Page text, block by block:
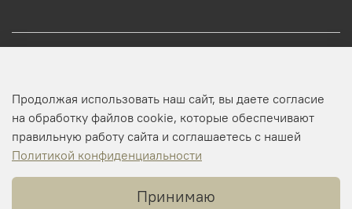
Оптовикам
Профиль
Продолжая использовать наш сайт, вы даете согласие
на обработку файлов cookie, которые обеспечивают
правильную работу сайта и соглашаетесь с нашей
Политикой конфиденциальности
Принимаю